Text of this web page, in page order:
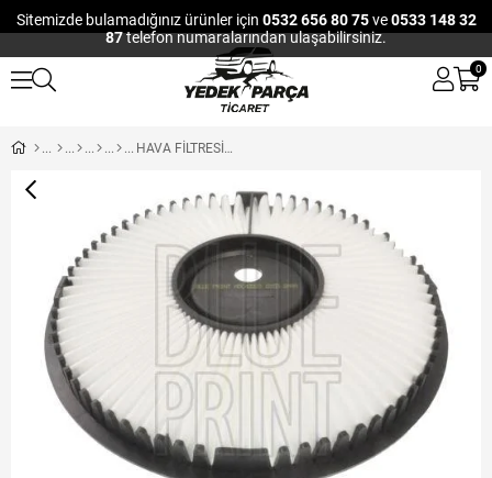
Sitemizde bulamadığınız ürünler için 0532 656 80 75ve0533 148 32
87telefon numaralarından ulaşabilirsiniz.
0
HAVA FİLTRESİ MITSUBISHI LANCER 88-92 COLT 1.3 88-92